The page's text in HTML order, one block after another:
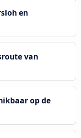
en
van
op de